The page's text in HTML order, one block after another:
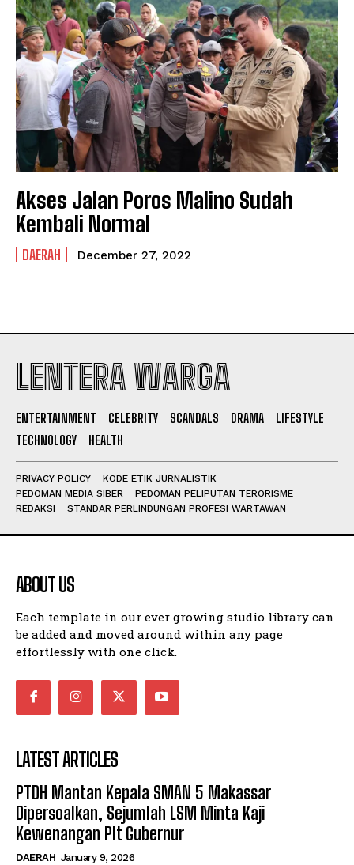
NEWSLETTER
NEWSLETTER
I WANT IN
I've read and accept the
Akses Jalan Poros Malino Sudah
Kembali Normal
DAERAH December 27, 2022
LENTERA WARGA
ENTERTAINMENT CELEBRITY SCANDALS DRAMA
LIFESTYLE
TECHNOLOGY
HEALTH
PRIVACY POLICY
KODE ETIK JURNALISTIK
PEDOMAN MEDIA SIBER
PEDOMAN PELIPUTAN TERORISME
REDAKSI
STANDAR PERLINDUNGAN PROFESI WARTAWAN
ABOUT US
Each template in our ever growing studio library can
be added and moved around within any page
effortlessly with one click.
LATEST ARTICLES
PTDH Mantan Kepala SMAN 5 Makassar
Dipersoalkan, Sejumlah LSM Minta Kaji
Kewenangan Plt Gubernur
DAERAH January 9, 2026